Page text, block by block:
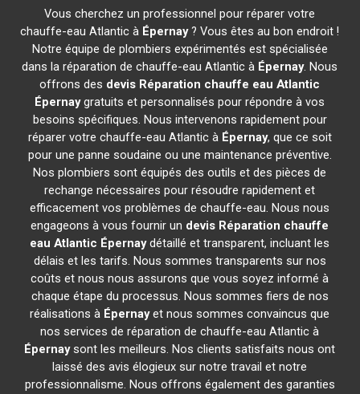
Vous cherchez un professionnel pour réparer votre
chauffe-eau Atlantic à Épernay? Vous êtes au bon endroit !
Notre équipe de plombiers expérimentés est spécialisée
dans la réparation de chauffe-eau Atlantic à Épernay. Nous
offrons des devis Réparation chauffe eau Atlantic
Épernaygratuits et personnalisés pour répondre à vos
besoins spécifiques. Nous intervenons rapidement pour
réparer votre chauffe-eau Atlantic à Épernay, que ce soit
pour une panne soudaine ou une maintenance préventive.
Nos plombiers sont équipés des outils et des pièces de
rechange nécessaires pour résoudre rapidement et
efficacement vos problèmes de chauffe-eau. Nous nous
engageons à vous fournir un devis Réparation chauffe
eau Atlantic Épernaydétaillé et transparent, incluant les
délais et les tarifs. Nous sommes transparents sur nos
coûts et nous nous assurons que vous soyez informé à
chaque étape du processus. Nous sommes fiers de nos
réalisations à Épernayet nous sommes convaincus que
nos services de réparation de chauffe-eau Atlantic à
Épernaysont les meilleurs. Nos clients satisfaits nous ont
laissé des avis élogieux sur notre travail et notre
professionnalisme. Nous offrons également des garanties